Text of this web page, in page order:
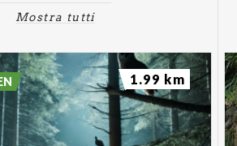
Mostra tutti
1.99 km